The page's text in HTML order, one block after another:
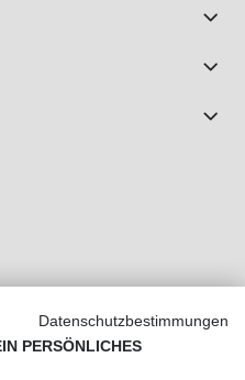
Datenschutzbestimmungen
PERSÖNLICHES